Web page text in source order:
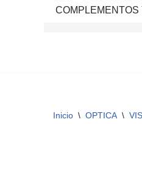
COMPLEMENTOS
Inicio \ OPTICA \